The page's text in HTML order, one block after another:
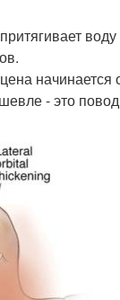
начинается
- это повод